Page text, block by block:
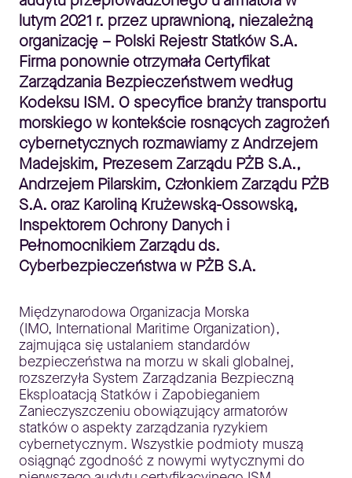
lutym 2021 r. przez uprawnioną, niezależną
organizację – Polski Rejestr Statków S.A.
Firma ponownie otrzymała Certyfikat
Zarządzania Bezpieczeństwem według
Kodeksu ISM. O specyfice branży transportu
morskiego w kontekście rosnących zagrożeń
cybernetycznych rozmawiamy z Andrzejem
Madejskim, Prezesem Zarządu PŻB S.A.,
Andrzejem Pilarskim, Członkiem Zarządu PŻB
S.A. oraz Karoliną Krużewską-Ossowską,
Inspektorem Ochrony Danych i
Pełnomocnikiem Zarządu ds.
Cyberbezpieczeństwa w PŻB S.A.
Międzynarodowa Organizacja Morska
(IMO, International Maritime Organization),
zajmująca się ustalaniem standardów
bezpieczeństwa na morzu w skali globalnej,
rozszerzyła System Zarządzania Bezpieczną
Eksploatacją Statków i Zapobieganiem
Zanieczyszczeniu obowiązujący armatorów
statków o aspekty zarządzania ryzykiem
cybernetycznym. Wszystkie podmioty muszą
osiągnąć zgodność z nowymi wytycznymi do